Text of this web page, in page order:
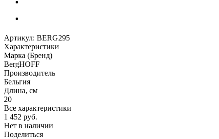
Артикул: BERG295
Характеристики
Марка (Бренд)
BergHOFF
Производитель
Бельгия
Длина, см
20
Все характеристики
1 452 руб.
Нет в наличии
Поделиться